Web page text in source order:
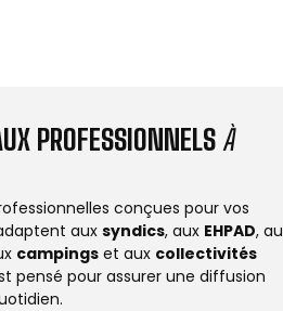
PROFESSIONNELS À
conçues pour vos
aux syndics, aux EHPAD, au
campings et aux collectivités
pensé pour assurer une diffusion